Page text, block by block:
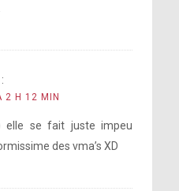
2 H 12 MIN
elle se fait juste impeu
des vma’s XD